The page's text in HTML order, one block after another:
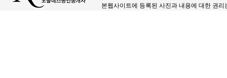
본웹사이트에 등록된 사진과 내용에 대한 권